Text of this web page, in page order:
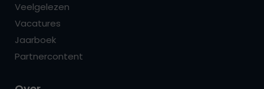
Veelgelezen
Vacatures
Jaarboek
Partnercontent